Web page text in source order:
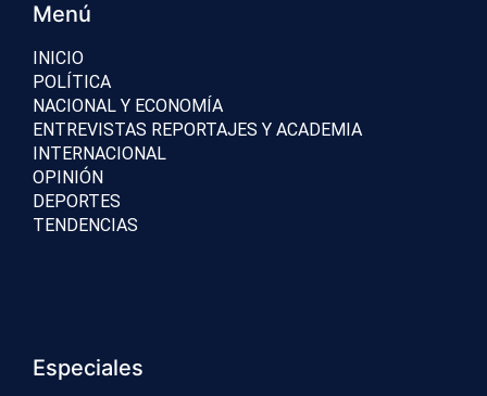
Menú
INICIO
POLÍTICA
NACIONAL Y ECONOMÍA
ENTREVISTAS REPORTAJES Y ACADEMIA
INTERNACIONAL
OPINIÓN
DEPORTES
TENDENCIAS
Especiales